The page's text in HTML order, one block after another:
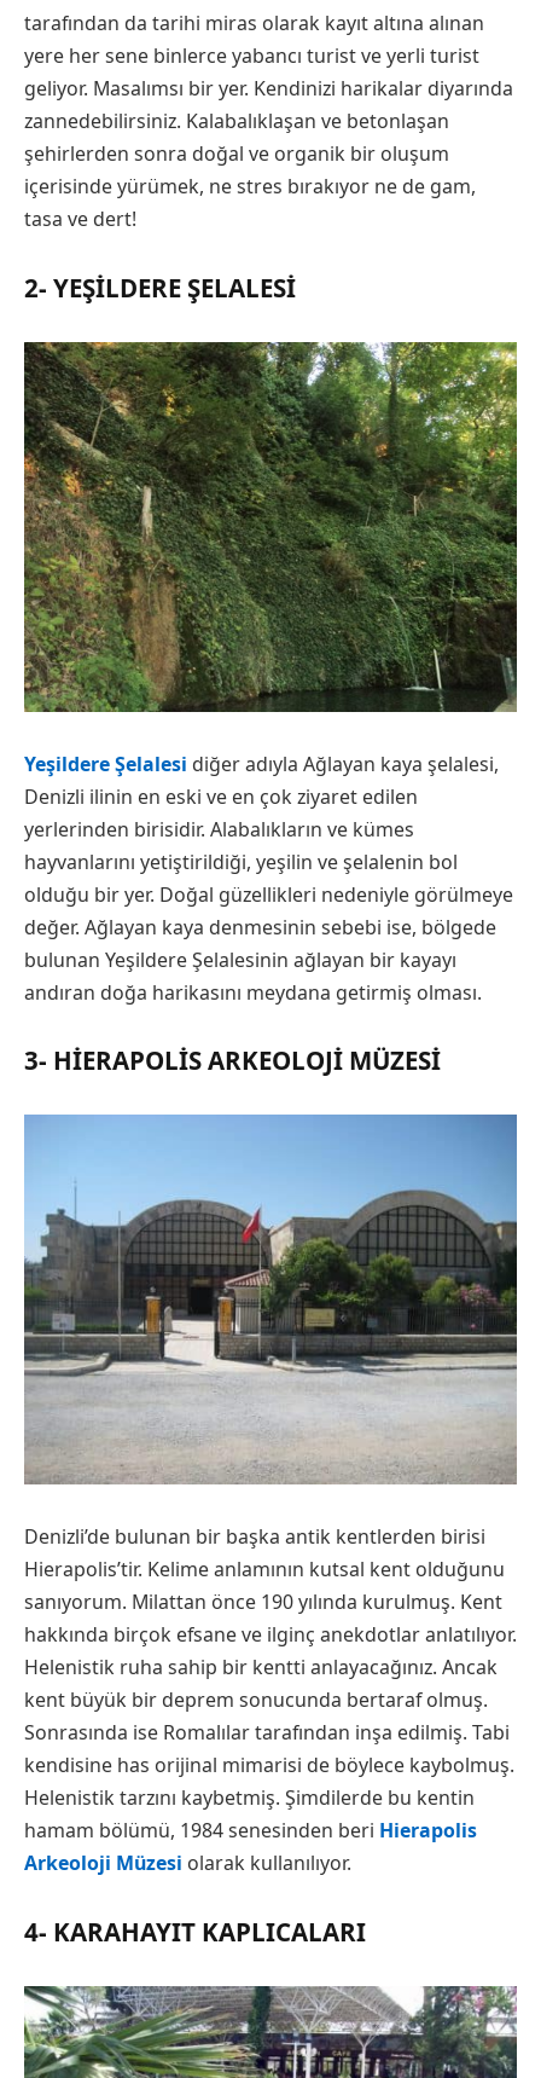
tarafından da tarihi miras olarak kayıt altına alınan
yere her sene binlerce yabancı turist ve yerli turist
geliyor. Masalımsı bir yer. Kendinizi harikalar diyarında
zannedebilirsiniz. Kalabalıklaşan ve betonlaşan
şehirlerden sonra doğal ve organik bir oluşum
içerisinde yürümek, ne stres bırakıyor ne de gam,
tasa ve dert!
2- YEŞILDERE ŞELALESI
Yeşildere Şelalesi diğer adıyla Ağlayan kaya şelalesi,
Denizli ilinin en eski ve en çok ziyaret edilen
yerlerinden birisidir. Alabalıkların ve kümes
hayvanlarını yetiştirildiği, yeşilin ve şelalenin bol
olduğu bir yer. Doğal güzellikleri nedeniyle görülmeye
değer. Ağlayan kaya denmesinin sebebi ise, bölgede
bulunan Yeşildere Şelalesinin ağlayan bir kayayı
andıran doğa harikasını meydana getirmiş olması.
3- HIERAPOLIS ARKEOLOJI MÜZESI
Denizli’de bulunan bir başka antik kentlerden birisi
Hierapolis’tir. Kelime anlamının kutsal kent olduğunu
sanıyorum. Milattan önce 190 yılında kurulmuş. Kent
hakkında birçok efsane ve ilginç anekdotlar anlatılıyor.
Helenistik ruha sahip bir kentti anlayacağınız. Ancak
kent büyük bir deprem sonucunda bertaraf olmuş.
Sonrasında ise Romalılar tarafından inşa edilmiş. Tabi
kendisine has orijinal mimarisi de böylece kaybolmuş.
Helenistik tarzını kaybetmiş. Şimdilerde bu kentin
hamam bölümü, 1984 senesinden beri Hierapolis
Arkeoloji Müzesi olarak kullanılıyor.
4- KARAHAYIT KAPLICALARI